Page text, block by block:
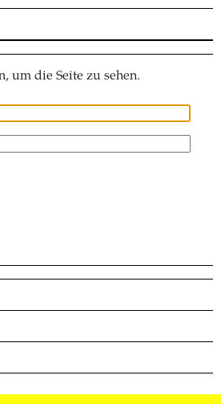
um die Seite zu sehen.